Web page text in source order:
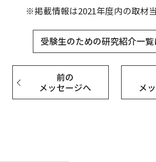
※掲載情報は2021年度内の取材当
受験生のための研究紹介一覧
前の
メッセージへ
メ